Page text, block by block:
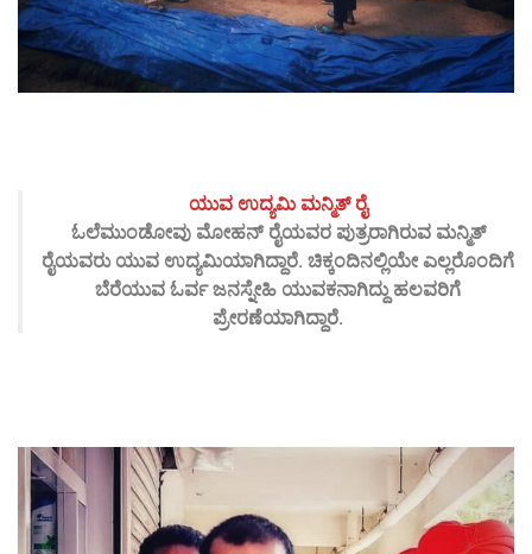
ಯುವ ಉದ್ಯಮಿ ಮನ್ಮಿತ್ ರೈ
ಓಲೆಮುಂಡೋವು ಮೋಹನ್ ರೈಯವರ ಪುತ್ರರಾಗಿರುವ ಮನ್ಮಿತ್
ರೈಯವರು ಯುವ ಉದ್ಯಮಿಯಾಗಿದ್ದಾರೆ. ಚಿಕ್ಕಂದಿನಲ್ಲಿಯೇ ಎಲ್ಲರೊಂದಿಗೆ
ಬೆರೆಯುವ ಓರ್ವ ಜನಸ್ನೇಹಿ ಯುವಕನಾಗಿದ್ದು ಹಲವರಿಗೆ
ಪ್ರೇರಣೆಯಾಗಿದ್ದಾರೆ.